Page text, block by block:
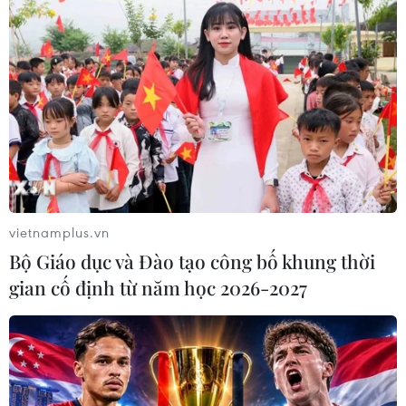
Meta bồi thường gần 600 triệu USD
vì gây tổn hại sức khỏe tâm thần trẻ
em
07/08/2026 04:28
Chuyên gia Canada đánh giá cao bản
lĩnh đối ngoại của Việt Nam
07/08/2026 03:49
Venezuela khởi động đàm phán về
tiến trình chuyển giao chính trị
07/08/2026 02:58
vietnamplus.vn
Bộ Giáo dục và Đào tạo công bố khung thời
gian cố định từ năm học 2026-2027